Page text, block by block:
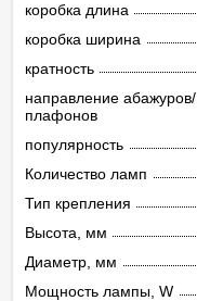
коробка длина
коробка ширина
кратность
направление абажуров/
плафонов
популярность
Количество ламп
Тип крепления
Высота, мм
Диаметр, мм
Мощность лампы, W